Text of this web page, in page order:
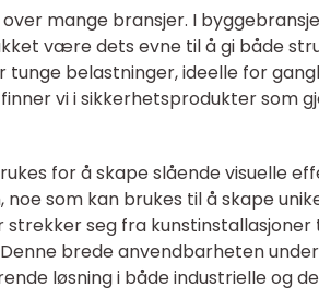
mange bransjer. I
være dets evne til å gi både
belastninger, ideelle for
vi i sikkerhetsprodukter som
for å skape slående visuelle
som kan brukes til å skape
seg fra kunstinstallasjoner
brede anvendbarheten
løsning i både industrielle og